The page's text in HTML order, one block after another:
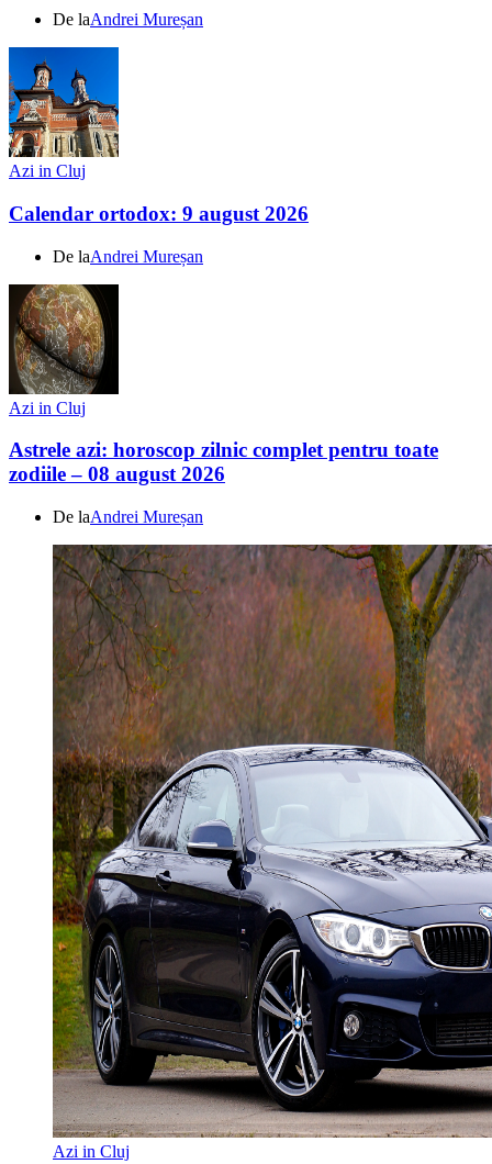
De laAndrei Mureșan
Azi in Cluj
Calendar ortodox: 9 august 2026
De laAndrei Mureșan
Azi in Cluj
Astrele azi: horoscop zilnic complet pentru toate
zodiile – 08 august 2026
De laAndrei Mureșan
Azi in Cluj